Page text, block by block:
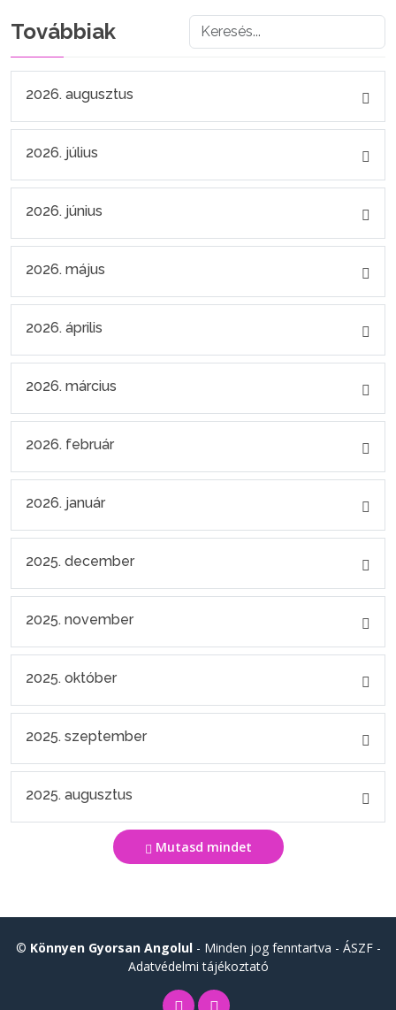
Továbbiak
2026. augusztus
2026. július
2026. június
2026. május
2026. április
2026. március
2026. február
2026. január
2025. december
2025. november
2025. október
2025. szeptember
2025. augusztus
Mutasd mindet
© Könnyen Gyorsan Angolul- Minden jog fenntartva - ÁSZF-
Adatvédelmi tájékoztató